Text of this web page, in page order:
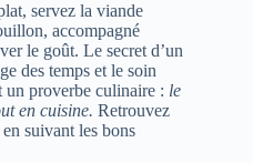
servez la viande
accompagné
le goût. Le secret d’un
des temps et le soin
un proverbe culinaire : le
en cuisine. Retrouvez
en suivant les bons